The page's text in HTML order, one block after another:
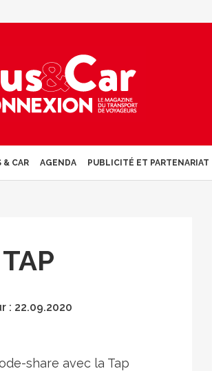
& CAR AGENDA PUBLICITÉ ET PARTENARIAT
: 22.09.2020
share avec la Tap